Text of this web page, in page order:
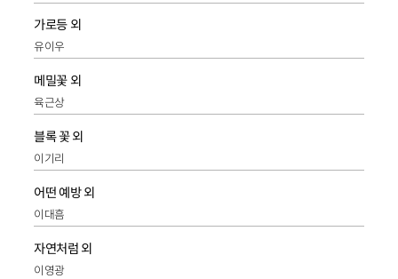
가로등 외
유이우
메밀꽃 외
육근상
블록 꽃 외
이기리
어떤 예방 외
이대흠
자연처럼 외
이영광